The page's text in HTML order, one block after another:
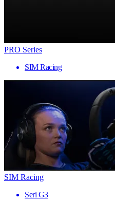
PRO Series
SIM Racing
SIM Racing
Seri G3